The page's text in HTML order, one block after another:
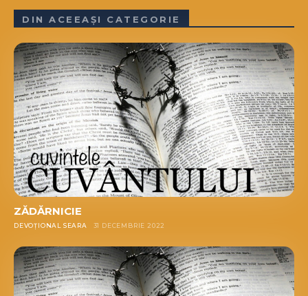
DIN ACEEAȘI CATEGORIE
ZĂDĂRNICIE
DEVOȚIONAL SEARA 31 DECEMBRIE 2022